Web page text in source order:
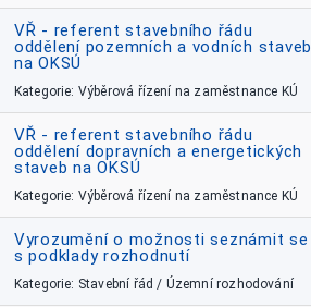
VŘ - referent stavebního řádu
oddělení pozemních a vodních staveb
na OKSÚ
Kategorie: Výběrová řízení na zaměstnance KÚ
VŘ - referent stavebního řádu
oddělení dopravních a energetických
staveb na OKSÚ
Kategorie: Výběrová řízení na zaměstnance KÚ
Vyrozumění o možnosti seznámit se
s podklady rozhodnutí
Kategorie: Stavební řád / Územní rozhodování